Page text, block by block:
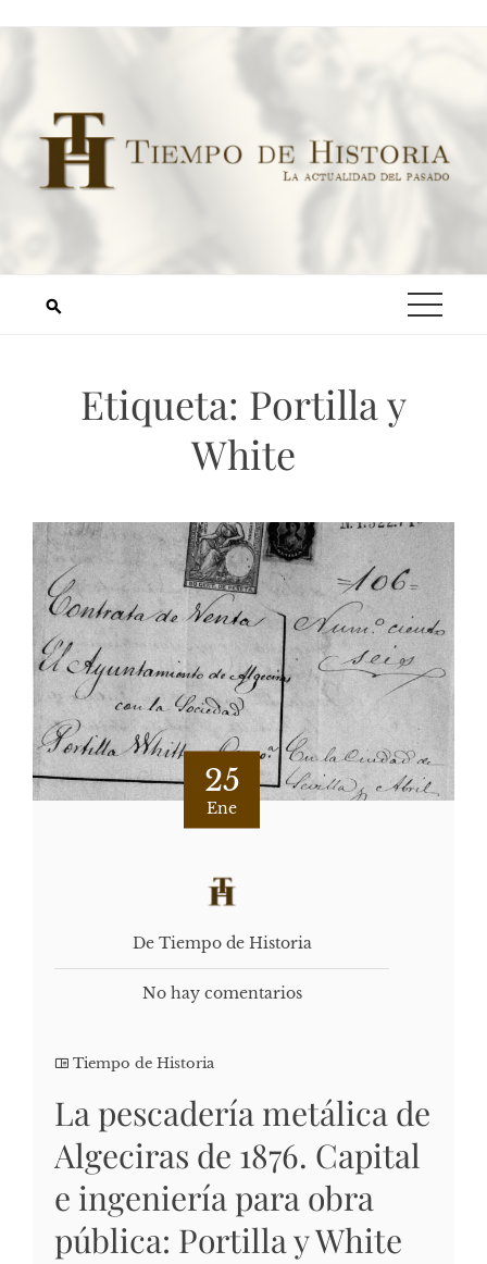
Etiqueta: Portilla y
White
25
Ene
De Tiempo de Historia
No hay comentarios
Tiempo de Historia
La pescadería metálica de
Algeciras de 1876. Capital
e ingeniería para obra
pública: Portilla y White